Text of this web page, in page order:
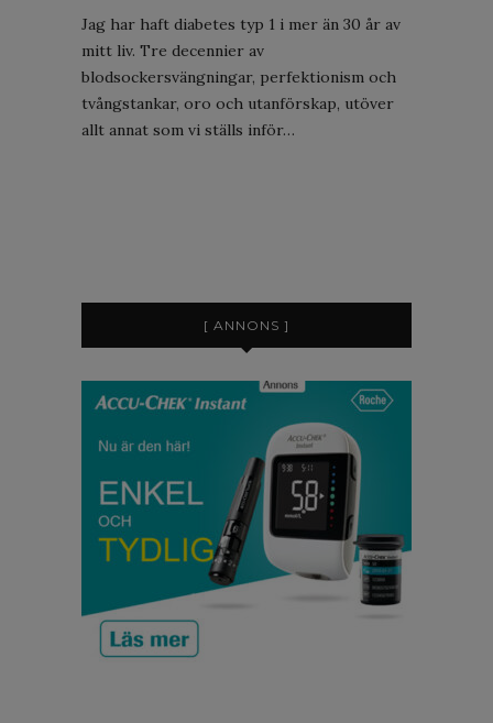
Jag har haft diabetes typ 1 i mer än 30 år av
mitt liv. Tre decennier av
blodsockersvängningar, perfektionism och
tvångstankar, oro och utanförskap, utöver
allt annat som vi ställs inför…
[ ANNONS ]